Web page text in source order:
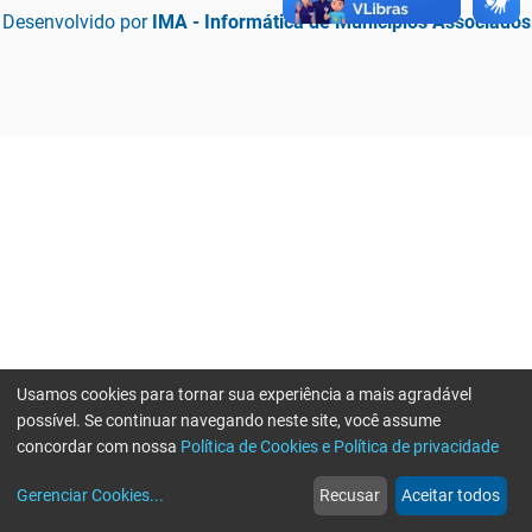
Desenvolvido por IMA - Informática de Municípios Associados
web
Notícias
more_horiz
Mais
Usamos cookies para tornar sua experiência a mais agradável
possível. Se continuar navegando neste site, você assume
concordar com nossa Política de Cookies e Política de privacidade
Gerenciar Cookies... Recusar Aceitar todos
Erro ao enviar informações, por favor tente novamente